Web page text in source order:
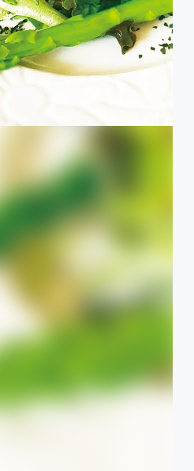
for Social GoodCAMPFIRE
ふるさと納税machi-yaコミュニ